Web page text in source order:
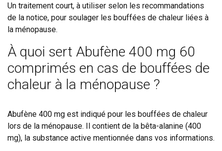
Un traitement court, à utiliser selon les recommandations
de la notice, pour soulager les bouffées de chaleur liées à
la ménopause.
À quoi sert Abufène 400 mg 60
comprimés en cas de bouffées de
chaleur à la ménopause ?
Abufène 400 mg est indiqué pour les bouffées de chaleur
lors de la ménopause. Il contient de la bêta-alanine (400
mg), la substance active mentionnée dans vos informations.